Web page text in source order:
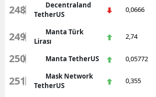
248
Decentraland
TetherUS
0,0666
249
Manta Türk
Lirası
2,74
250 Manta TetherUS 0,05772
251
Mask Network
TetherUS
0,355